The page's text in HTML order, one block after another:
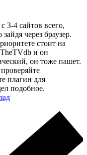
3-4 сайтов всего,
через браузер.
стоит на
и он
он тоже пашет.
плагин для
подобное.